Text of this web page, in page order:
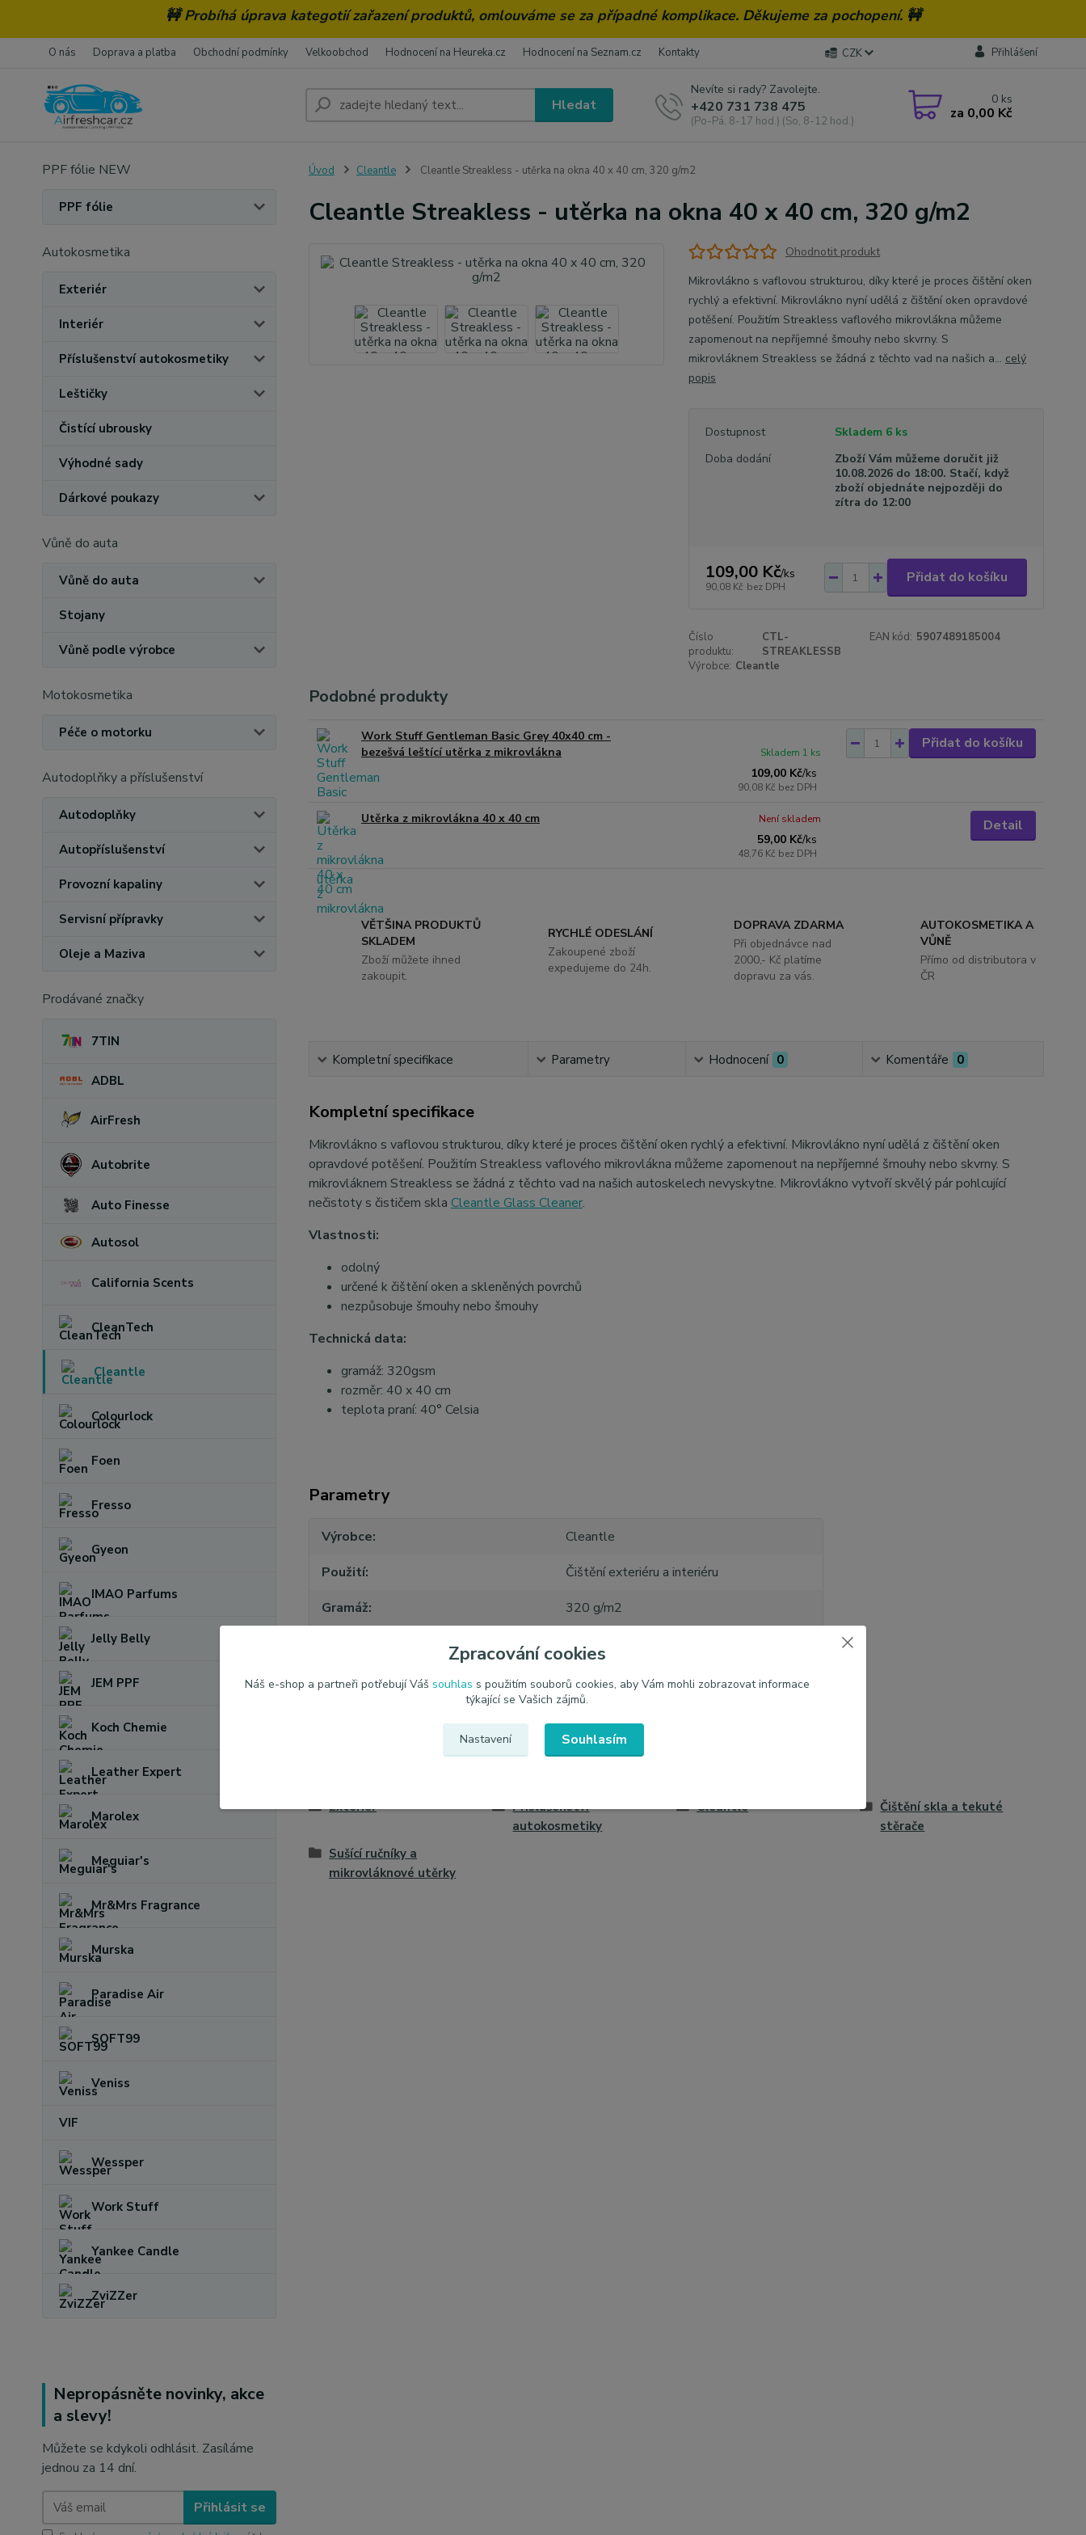
🚧 Probíhá úprava kategotií zařazení produktů, omlouváme se za případné komplikace. Děkujeme za pochopení. 🚧
O nás Doprava a platba Obchodní podmínky Velkoobchod Hodnocení na Heureka.cz Hodnocení na Seznam.cz Kontakty CZK Přihlášení
Hledat
Nevíte si rady? Zavolejte.
+420 731 738 475
(Po-Pá, 8-17 hod.) (So, 8-12 hod.)
0 ks
za 0,00 Kč
PPF fólie NEW
PPF fólie
Autokosmetika
Exteriér
Interiér
Příslušenství autokosmetiky
Leštičky
Čistící ubrousky
Výhodné sady
Dárkové poukazy
Vůně do auta
Vůně do auta
Stojany
Vůně podle výrobce
Motokosmetika
Péče o motorku
Autodoplňky a příslušenství
Autodoplňky
Autopříslušenství
Provozní kapaliny
Servisní přípravky
Oleje a Maziva
Prodávané značky
7TIN
ADBL
AirFresh
Autobrite
Auto Finesse
Autosol
California Scents
CleanTech
Cleantle
Colourlock
Foen
Fresso
Gyeon
IMAO Parfums
Jelly Belly
JEM PPF
Koch Chemie
Leather Expert
Marolex
Meguiar's
Mr&Mrs Fragrance
Murska
Paradise Air
SOFT99
Veniss
VIF
Wessper
Work Stuff
Yankee Candle
ZviZZer
Nepropásněte novinky, akce
a slevy!
Můžete se kdykoli odhlásit. Zasíláme
jednou za 14 dní.
Přihlásit se
Úvod Cleantle Cleantle Streakless - utěrka na okna 40 x 40 cm, 320 g/m2
Cleantle Streakless - utěrka na okna 40 x 40 cm, 320 g/m2
Ohodnotit produkt
Mikrovlákno s vaflovou strukturou, díky které je proces čištění oken
rychlý a efektivní. Mikrovlákno nyní udělá z čištění oken opravdové
potěšení. Použitím Streakless vaflového mikrovlákna můžeme
zapomenout na nepříjemné šmouhy nebo skvrny. S
mikrovláknem Streakless se žádná z těchto vad na našich a... celý
popis
Dostupnost
Skladem 6 ks
Doba dodání
Zboží Vám můžeme doručit již
10.08.2026 do 18:00. Stačí, když
zboží objednáte nejpozději do
zítra do 12:00
109,00 Kč/ks
90,08 Kč bez DPH
Přidat do košíku
Číslo
produktu:
CTL-
STREAKLESSB
EAN kód: 5907489185004
Výrobce: Cleantle
Podobné produkty
Work Stuff Gentleman Basic Grey 40x40 cm -
bezešvá leštící utěrka z mikrovlákna
109,00 Kč/ks
90,08 Kč bez DPH
Skladem 1 ks
Přidat do košíku
Utěrka z mikrovlákna 40 x 40 cm
59,00 Kč/ks
48,76 Kč bez DPH
Není skladem Detail
VĚTŠINA PRODUKTŮ
SKLADEM
Zboží můžete ihned
zakoupit.
RYCHLÉ ODESLÁNÍ
Zakoupené zboží
expedujeme do 24h.
DOPRAVA ZDARMA
Při objednávce nad
2000,- Kč platíme
dopravu za vás.
AUTOKOSMETIKA A
VŮNĚ
Přímo od distributora v
ČR
Kompletní specifikace Parametry Hodnocení 0 Komentáře 0
Kompletní specifikace
Mikrovlákno s vaflovou strukturou, díky které je proces čištění oken rychlý a efektivní. Mikrovlákno nyní udělá z čištění oken
opravdové potěšení. Použitím Streakless vaflového mikrovlákna můžeme zapomenout na nepříjemné šmouhy nebo skvrny. S
mikrovláknem Streakless se žádná z těchto vad na našich autoskelech nevyskytne. Mikrovlákno vytvoří skvělý pár pohlcující
nečistoty s čističem skla Cleantle Glass Cleaner.
Vlastnosti:
odolný
určené k čištění oken a skleněných povrchů
nezpůsobuje šmouhy nebo šmouhy
Technická data:
gramáž: 320gsm
rozměr: 40 x 40 cm
teplota praní: 40° Celsia
Parametry
Výrobce
Cleantle
Použití
Čištění exteriéru a interiéru
Gramáž
320 g/m2
1 ks
Exteriér
Příslušenství
autokosmetiky
Cleantle
Čištění skla a tekuté
stěrače
Sušící ručníky a
mikrovláknové utěrky
Zpracování cookies
Náš e-shop a partneři potřebují Váš souhlas s použitím souborů cookies, aby Vám mohli zobrazovat informace
týkající se Vašich zájmů.
Nastavení Souhlasím